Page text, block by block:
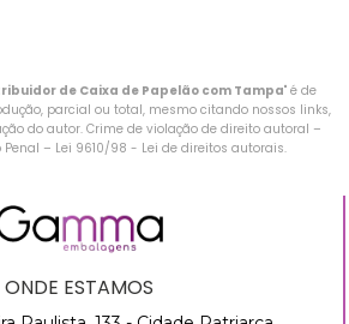
de Caixa de Papelão com Tampa" é de
parcial ou total, mesmo citando nossos links,
do autor. Crime de violação de direito autoral –
Penal – Lei 9610/98 - Lei de direitos autorais.
ONDE ESTAMOS